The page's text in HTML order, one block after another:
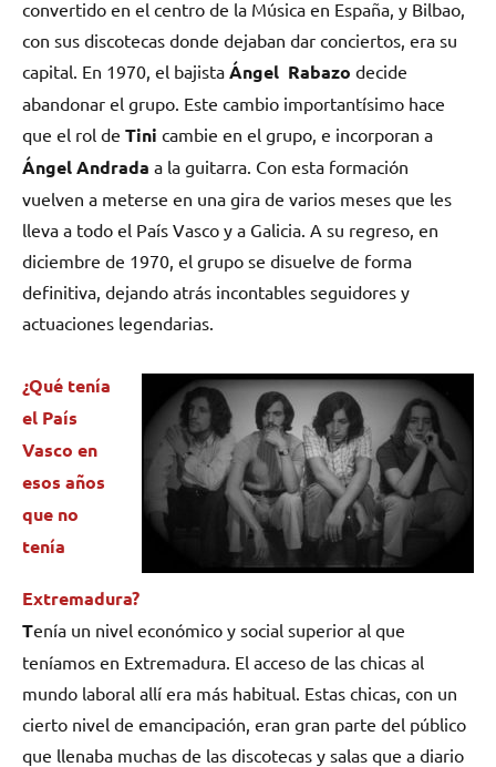
convertido en el centro de la Música en España, y Bilbao,
con sus discotecas donde dejaban dar conciertos, era su
capital. En 1970, el bajista Ángel Rabazo decide
abandonar el grupo. Este cambio importantísimo hace
que el rol de Tini cambie en el grupo, e incorporan a
Ángel Andrada a la guitarra. Con esta formación
vuelven a meterse en una gira de varios meses que les
lleva a todo el País Vasco y a Galicia. A su regreso, en
diciembre de 1970, el grupo se disuelve de forma
definitiva, dejando atrás incontables seguidores y
actuaciones legendarias.
¿Qué tenía
el País
Vasco en
esos años
que no
tenía
Extremadura?
Tenía un nivel económico y social superior al que
teníamos en Extremadura. El acceso de las chicas al
mundo laboral allí era más habitual. Estas chicas, con un
cierto nivel de emancipación, eran gran parte del público
que llenaba muchas de las discotecas y salas que a diario